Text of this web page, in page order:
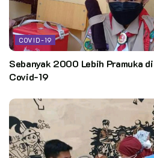
COVID-19
Sebanyak 2000 Lebih Pramuka
Covid-19